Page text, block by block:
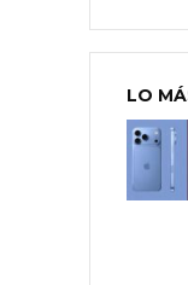
LO